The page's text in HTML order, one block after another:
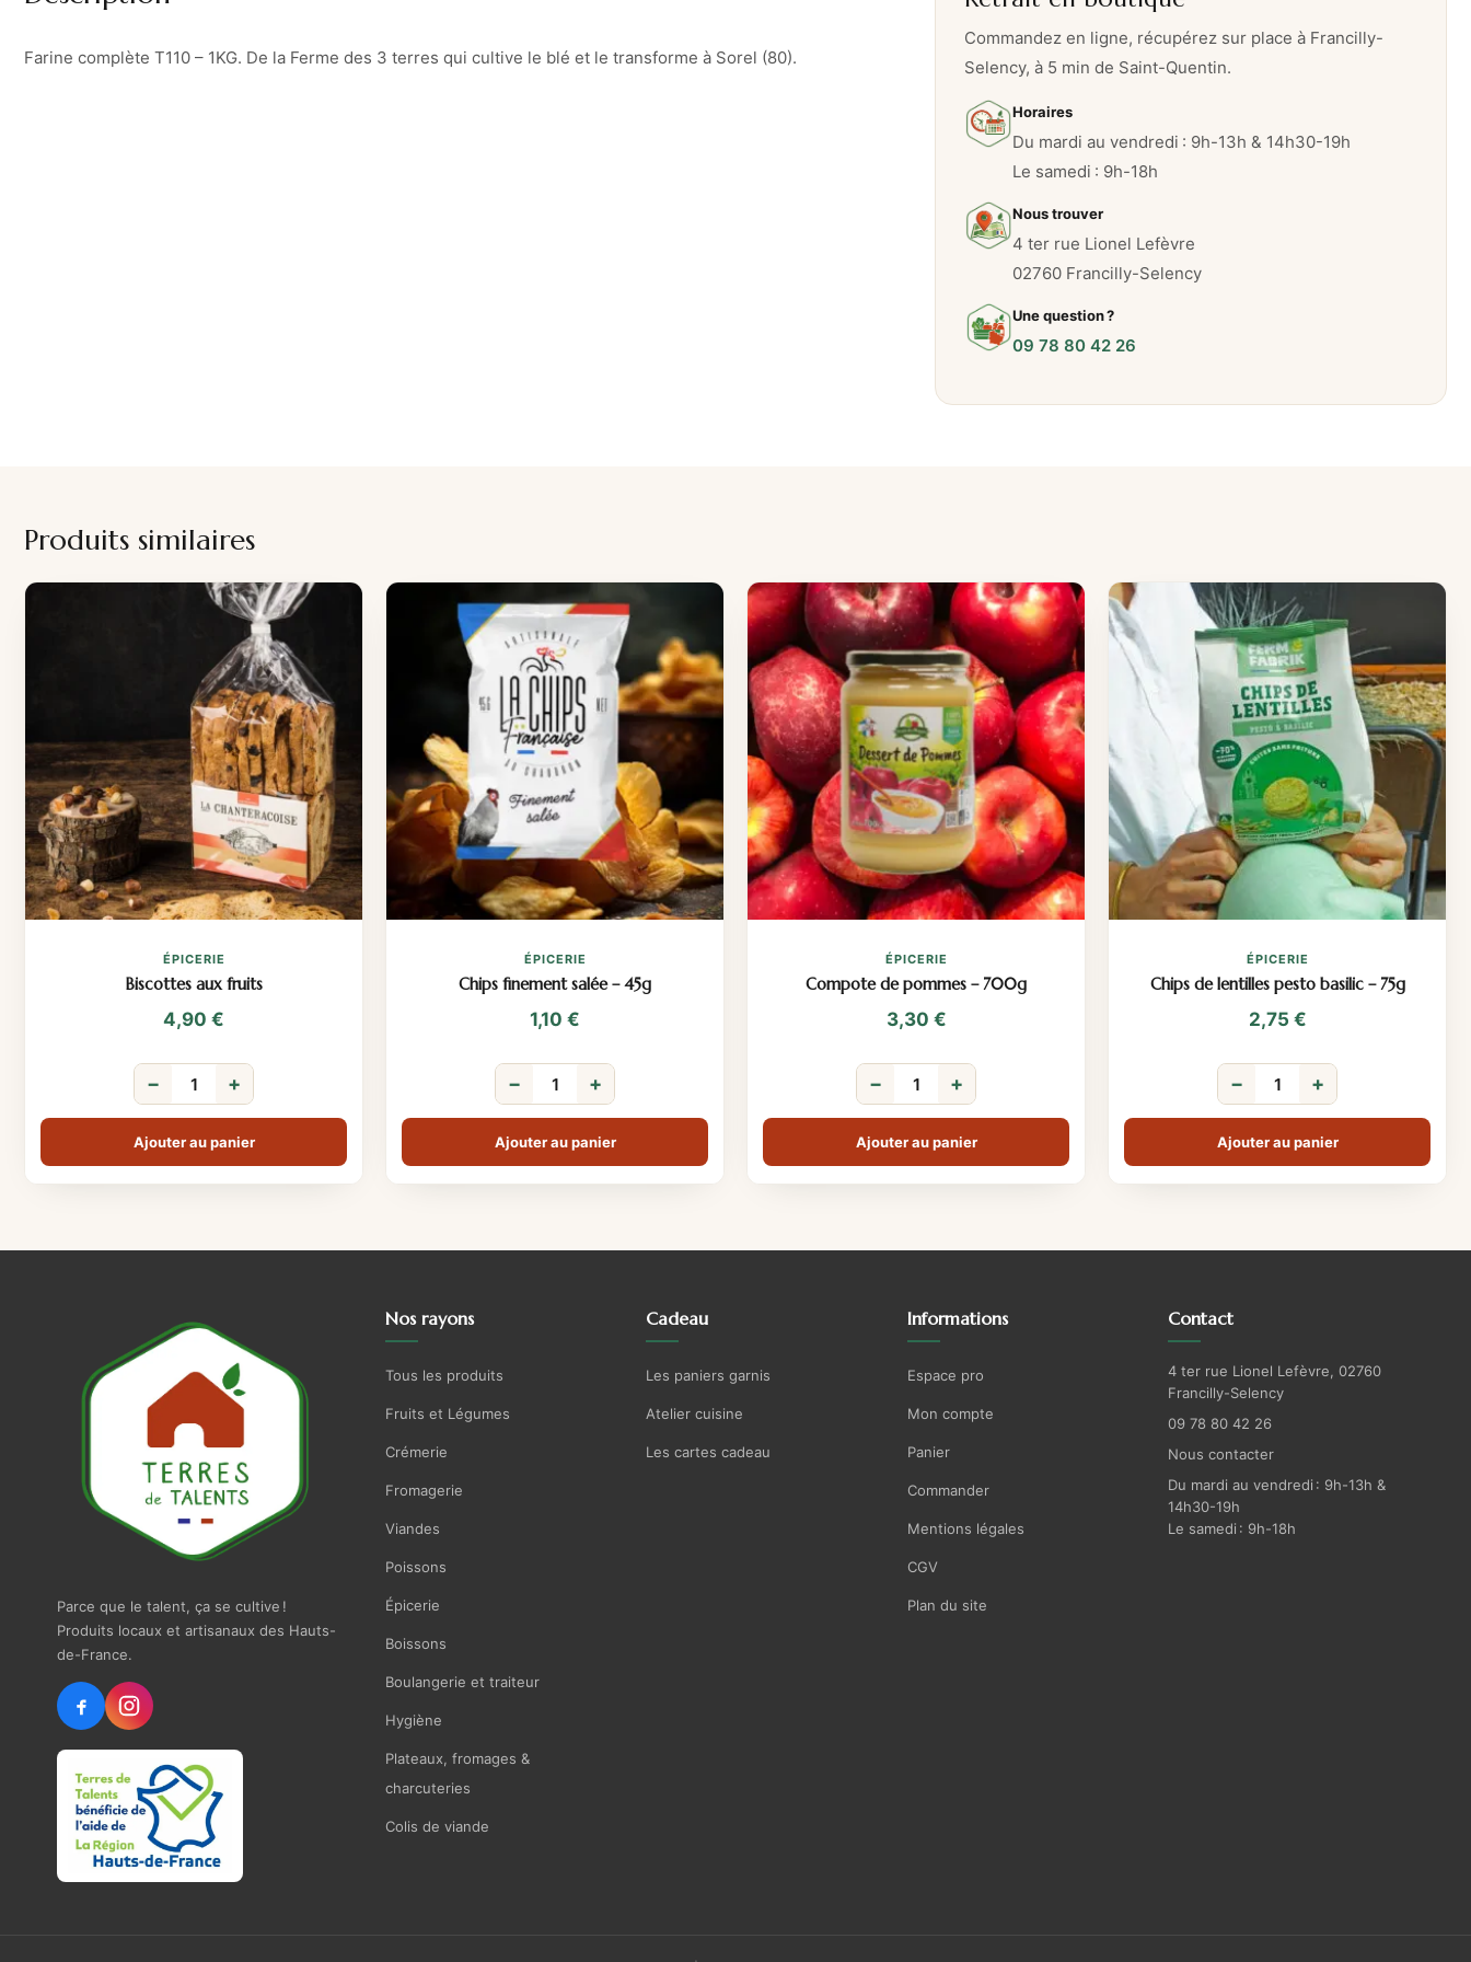
m
Farine complète T110 – 1KG. De la Ferme des 3 terres qui cultive le blé et le transforme à Sorel (80).
Commandez en ligne, récupérez sur place à Francilly-
Selency, à 5 min de Saint-Quentin.
Horaires
Du mardi au vendredi : 9h-13h & 14h30-19h
Le samedi : 9h-18h
Nous trouver
4 ter rue Lionel Lefèvre
02760 Francilly-Selency
Une question ?
09 78 80 42 26
Produits similaires
ÉPICERIE
Biscottes aux fruits
4,90 €
− +
Ajouter au panier
ÉPICERIE
Chips finement salée – 45g
1,10 €
− +
Ajouter au panier
ÉPICERIE
Compote de pommes – 700g
3,30 €
− +
Ajouter au panier
ÉPICERIE
Chips de lentilles pesto basilic – 75g
2,75 €
− +
Ajouter au panier
Parce que le talent, ça se cultive !
Produits locaux et artisanaux des Hauts-
de-France.
Nos rayons
Tous les produits
Fruits et Légumes
Crémerie
Fromagerie
Viandes
Poissons
Épicerie
Boissons
Boulangerie et traiteur
Hygiène
Plateaux, fromages &
charcuteries
Colis de viande
Cadeau
Les paniers garnis
Atelier cuisine
Les cartes cadeau
Informations
Espace pro
Mon compte
Panier
Commander
Mentions légales
CGV
Plan du site
Contact
4 ter rue Lionel Lefèvre, 02760
Francilly-Selency
09 78 80 42 26
Nous contacter
Du mardi au vendredi : 9h-13h &
14h30-19h
Le samedi : 9h-18h